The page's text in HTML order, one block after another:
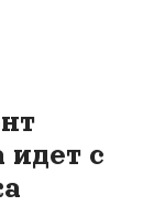
идет с